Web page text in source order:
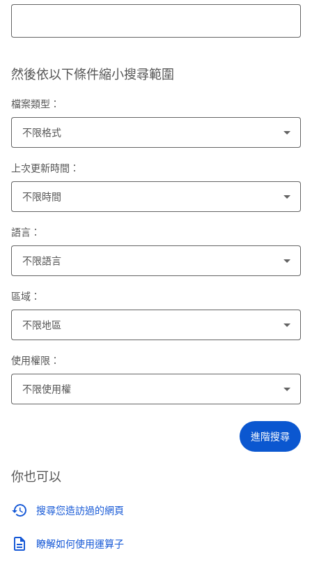
然後依以下條件縮小搜尋範圍
檔案類型：
不限格式
上次更新時間：
不限時間
語言：
不限語言
區域：
不限地區
使用權限：
不限使用權
進階搜尋
你也可以
搜尋您造訪過的網頁
瞭解如何使用運算子